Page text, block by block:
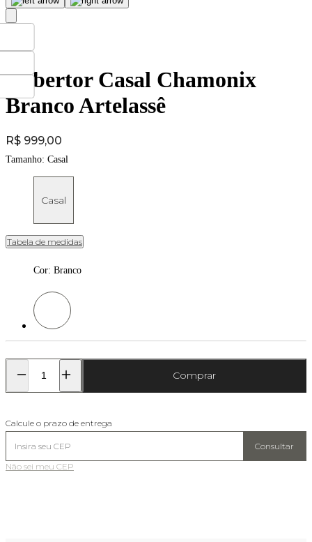
Cobertor Casal Chamonix
Branco Artelassê
Price:
R$ 999,00
Tamanho: Casal
Casal
Tabela de medidas
Cor: Branco
Cor: Branco
Comprar
Calcule o prazo de entrega
Consultar
Não sei meu CEP